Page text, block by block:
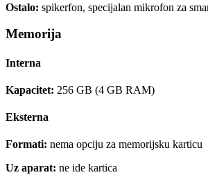
Ostalo: spikerfon, specijalan mikrofon za
Memorija
Interna
Kapacitet: 256 GB (4 GB RAM)
Eksterna
Formati: nema opciju za memorijsku karticu
Uz aparat: ne ide kartica